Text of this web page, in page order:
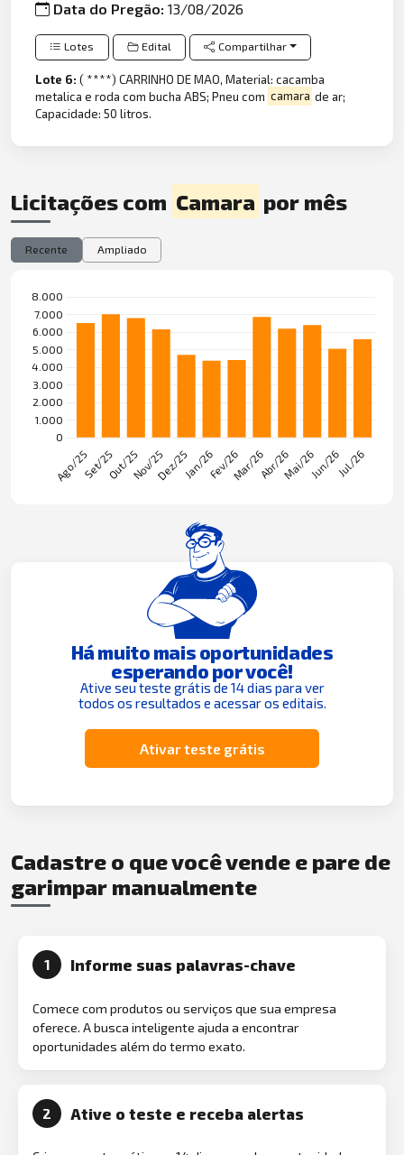
Data do Pregão:13/08/2026
Lotes Edital Compartilhar
Lote 6:( ****) CARRINHO DE MAO, Material: cacamba
metalica e roda com bucha ABS; Pneu com camara de ar;
Capacidade: 50 litros.
Licitações com Camara por mês
Recente Ampliado
Há muito mais oportunidades
esperando por você!
Ative seu teste grátis de 14 dias para ver
todos os resultados e acessar os editais.
Ativar teste grátis
Cadastre o que você vende e pare de
garimpar manualmente
1 Informe suas palavras-chave
Comece com produtos ou serviços que sua empresa
oferece. A busca inteligente ajuda a encontrar
oportunidades além do termo exato.
2 Ative o teste e receba alertas